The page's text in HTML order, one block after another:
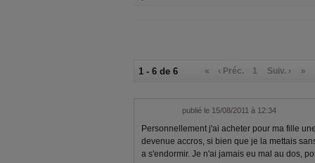
1 - 6 de 6 « ‹ Préc. 1 Suiv. › »
publié le 15/08/2011 à 12:34
Personnellement j'ai acheter pour ma fille
devenue accros, si bien que je la mettais
a s'endormir. Je n'ai jamais eu mal au dos,